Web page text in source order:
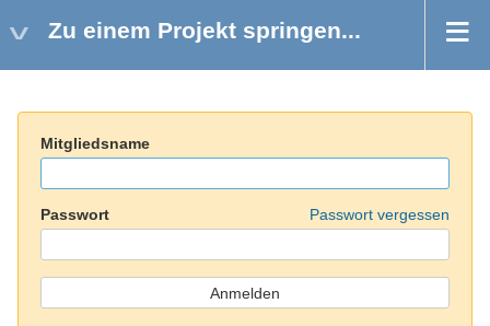
Zu einem Projekt springen...
Mitgliedsname
Passwort Passwort vergessen